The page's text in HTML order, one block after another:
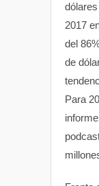
2017
del
de
Para